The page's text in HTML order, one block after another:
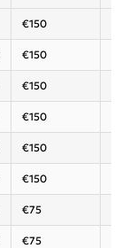
€150
€150
€150
€150
€150
€150
€75
€75